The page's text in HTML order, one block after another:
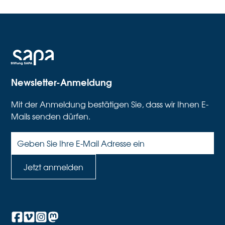
Newsletter-Anmeldung
Mit der Anmeldung bestätigen Sie, dass wir Ihnen E-
Mails senden dürfen.